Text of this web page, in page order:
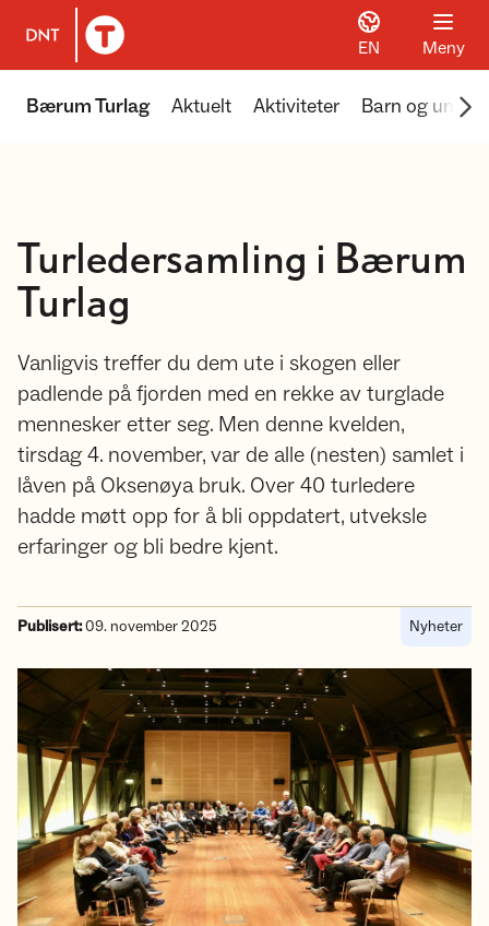
Til DNT.no forside
EN Meny
Bærum Turlag Aktuelt Aktiviteter Barn og unge
Turledersamling i Bærum
Turlag
Vanligvis treffer du dem ute i skogen eller
padlende på fjorden med en rekke av turglade
mennesker etter seg. Men denne kvelden,
tirsdag 4. november, var de alle (nesten) samlet i
låven på Oksenøya bruk. Over 40 turledere
hadde møtt opp for å bli oppdatert, utveksle
erfaringer og bli bedre kjent.
Publisert:09. november 2025 Nyheter